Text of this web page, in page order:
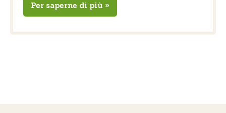
Per saperne di più »